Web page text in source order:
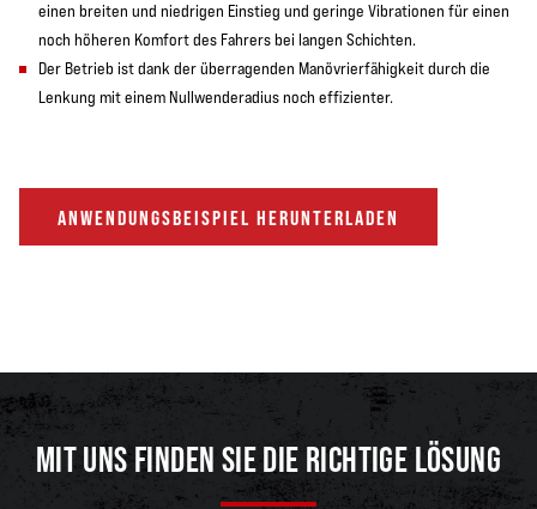
einen breiten und niedrigen Einstieg und geringe Vibrationen für einen
noch höheren Komfort des Fahrers bei langen Schichten.
Der Betrieb ist dank der überragenden Manövrierfähigkeit durch die
Lenkung mit einem Nullwenderadius noch effizienter.
ANWENDUNGSBEISPIEL HERUNTERLADEN
MIT UNS FINDEN SIE DIE RICHTIGE LÖSUNG